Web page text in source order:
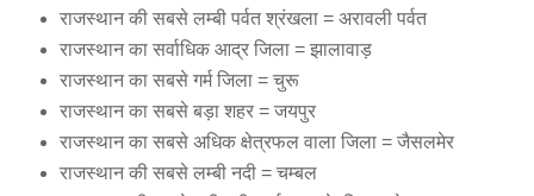
राजस्थान की सबसे लम्बी पर्वत श्रंखला = अरावली पर्वत
राजस्थान का सर्वाधिक आद्र जिला = झालावाड़
राजस्थान का सबसे गर्म जिला = चुरू
राजस्थान का सबसे बड़ा शहर = जयपुर
राजस्थान का सबसे अधिक क्षेत्रफल वाला जिला = जैसलमेर
राजस्थान की सबसे लम्बी नदी = चम्बल